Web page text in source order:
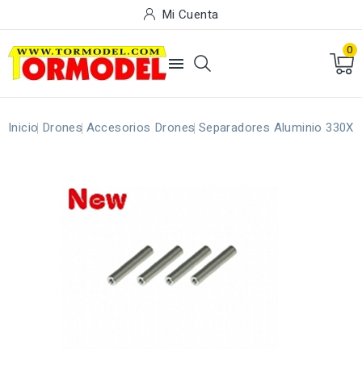
Mi Cuenta

0
Inicio Drones Accesorios Drones Separadores Aluminio 330X